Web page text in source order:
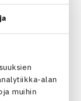
alan
muihin